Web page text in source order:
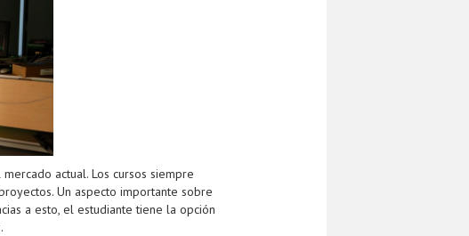
actual. Los cursos siempre
Un aspecto importante sobre
a esto, el estudiante tiene la opción